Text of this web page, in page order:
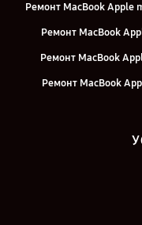
Ремонт MacBook Apple
Ремонт MacBook
Ремонт MacBook
Ремонт MacBook